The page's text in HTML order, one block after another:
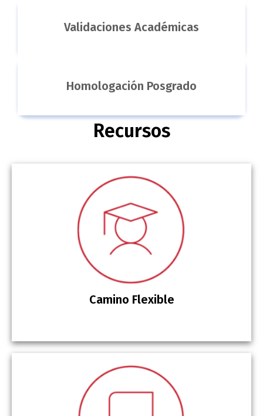
Validaciones Académicas
Homologación Posgrado
Recursos
Camino Flexible